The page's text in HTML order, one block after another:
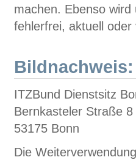
machen. Ebenso
fehlerfrei, aktuell oder
Bildnachweis:
ITZBund Dienstsitz
Bernkasteler Straße 8
53175 Bonn
Die